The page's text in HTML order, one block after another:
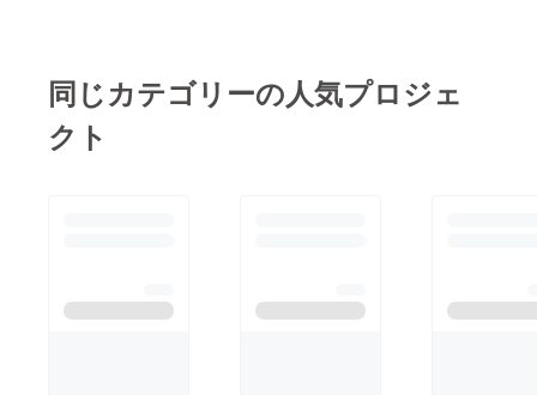
同じカテゴリーの人気プロジェ
クト